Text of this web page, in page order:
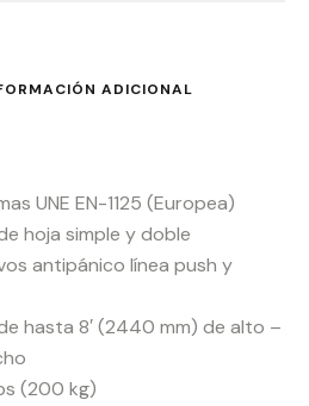
ADICIONAL
UNE EN-1125 (Europea)
hoja simple y doble
antipánico línea push y
hasta 8′ (2440 mm) de alto –
(200 kg)